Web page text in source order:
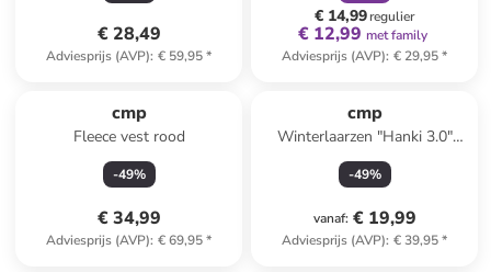
€ 28,49
Adviesprijs (AVP): € 59,95*
€ 14,99regulier
€ 12,99 met family
Adviesprijs (AVP): € 29,95*
cmp
Fleece vest rood
-49%
€ 34,99
Adviesprijs (AVP): € 69,95*
cmp
Winterlaarzen "Hanki 3.0"
grijs
-49%
vanaf: € 19,99
Adviesprijs (AVP): € 39,95*